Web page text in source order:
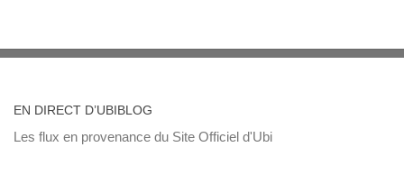
EN DIRECT D’UBIBLOG
Les flux en provenance du Site Officiel d'Ubi